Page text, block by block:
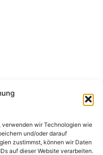
verwenden wir Technologien wie
und/oder darauf
zustimmst, können wir Daten
auf dieser Website verarbeiten.